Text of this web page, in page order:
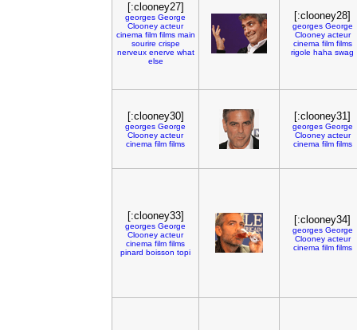
[:clooney27]
georges George
Clooney acteur
cinema film films main
sourire crispe
nerveux enerve what
else
[:clooney28]
georges George
Clooney acteur
cinema film films
rigole haha swag
[:clooney30]
georges George
Clooney acteur
cinema film films
[:clooney31]
georges George
Clooney acteur
cinema film films
[:clooney33]
georges George
Clooney acteur
cinema film films
pinard boisson topi
[:clooney34]
georges George
Clooney acteur
cinema film films